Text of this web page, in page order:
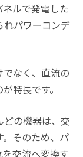
ルで発電した
れパワーコンデ
なく、直流の
特長です。
の機器は、交
そのため、パ
交流へ変換す